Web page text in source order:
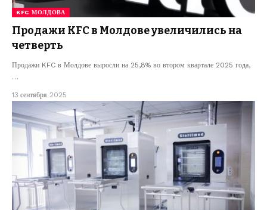
KFC МОЛДОВА
Продажи KFC в Молдове увеличились на
четверть
Продажи KFC в Молдове выросли на 25,8% во втором квартале 2025 года,
…
13 сентября 2025